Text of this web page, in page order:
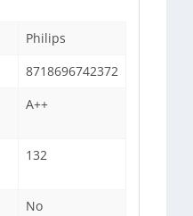
Philips
8718696742372
A++
132
No